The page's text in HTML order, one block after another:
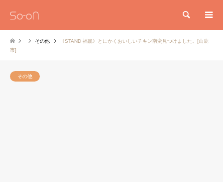
検索
その他
《STAND 福籠》とにかくおいしいチキン南蛮見つけました。[山鹿
市]
その他